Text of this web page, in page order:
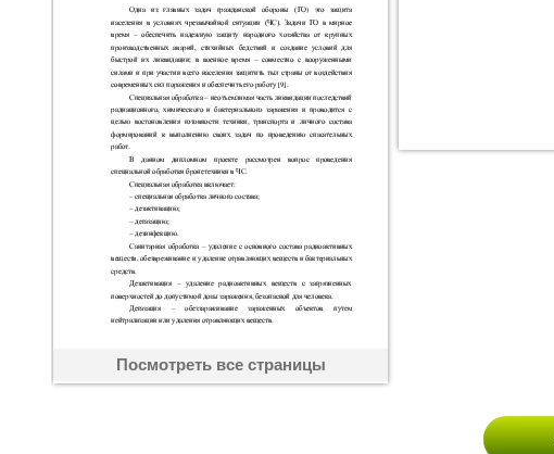
Посмотреть все страницы